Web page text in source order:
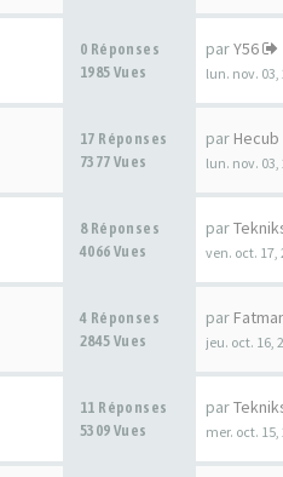
0 Réponses
1985 Vues
parY56
lun. nov. 03,
17 Réponses
7377 Vues
par Hecub
lun. nov. 03,
8 Réponses
4066 Vues
par
ven. oct. 17,
4 Réponses
2845 Vues
par
jeu. oct. 16,
11 Réponses
5309 Vues
par
mer. oct.